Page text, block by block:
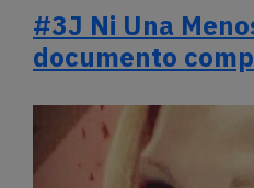
#3J Ni Una
documento